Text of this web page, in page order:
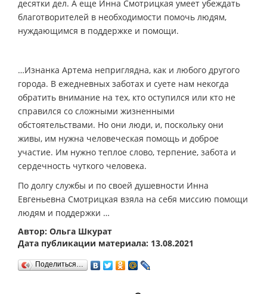
десятки дел. А еще Инна Смотрицкая умеет убеждать
благотворителей в необходимости помочь людям,
нуждающимся в поддержке и помощи.
…Изнанка Артема неприглядна, как и любого другого
города. В ежедневных заботах и суете нам некогда
обратить внимание на тех, кто оступился или кто не
справился со сложными жизненными
обстоятельствами. Но они люди, и, поскольку они
живы, им нужна человеческая помощь и доброе
участие. Им нужно теплое слово, терпение, забота и
сердечность чуткого человека.
По долгу службы и по своей душевности Инна
Евгеньевна Смотрицкая взяла на себя миссию помощи
людям и поддержки …
Автор: Ольга Шкурат
Дата публикации материала: 13.08.2021
Поделиться…